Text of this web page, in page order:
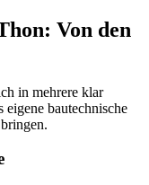
Von den
in mehrere klar
eigene bautechnische